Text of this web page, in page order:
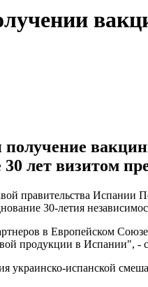
лет визитом
правительства
30-летия
в Европейском
продукции в Испании", -
украинско-испанской